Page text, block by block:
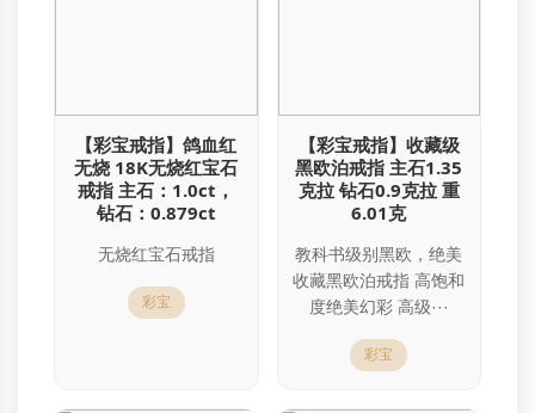
【彩宝戒指】鸽血红
无烧 18K无烧红宝石
戒指 主石：1.0ct，
钻石：0.879ct
无烧红宝石戒指
彩宝
【彩宝戒指】收藏级
黑欧泊戒指 主石1.35
克拉 钻石0.9克拉 重
6.01克
教科书级别黑欧，绝美
收藏黑欧泊戒指 高饱和
度绝美幻彩 高级···
彩宝